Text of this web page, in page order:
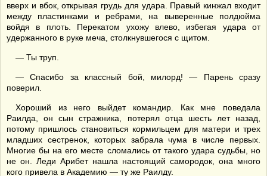
вверх и вбок, открывая грудь для удара. Правый кинжал входит
между пластинками и ребрами, на выверенные полдюйма
войдя в плоть. Перекатом ухожу влево, избегая удара от
удержанного в руке меча, столкнувшегося с щитом.
— Ты труп.
— Спасибо за классный бой, милорд! — Парень сразу
поверил.
Хороший из него выйдет командир. Как мне поведала
Раилда, он сын стражника, потерял отца шесть лет назад,
потому пришлось становиться кормильцем для матери и трех
младших сестренок, которых забрала чума в числе первых.
Многие бы на его месте сломались от такого удара судьбы, но
не он. Леди Арибет нашла настоящий самородок, она много
кого привела в Академию — ту же Раилду.